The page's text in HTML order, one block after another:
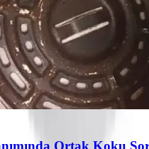
Ortak Koku